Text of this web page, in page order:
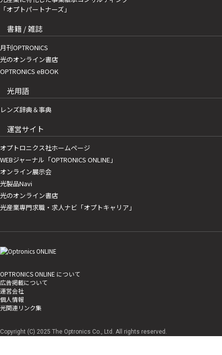
「オプトパートナーズ」
書籍 / 雑誌
月刊OPTRONICS
光のオンライン書店
OPTRONICS eBOOK
光用語
レンズ辞典＆事典
運営サイト
オプトロニクス社ホームページ
WEBジャーナル「OPTRONICS ONLINE」
オンライン展示会
光製品Navi
光のオンライン書店
光産業専門求職・求人ナビ「オプトキャリア」
OPTRONICS ONLINE について
広告掲載について
運営会社
個人情報
光関連リンク集
Copyright (C) 2025 The Optronics Co., Ltd. All rights reserved.